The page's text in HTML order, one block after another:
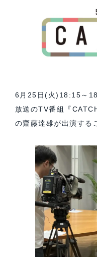
6月25日(火)18:15～
放送のTV番組『
の齋藤達雄が出演する